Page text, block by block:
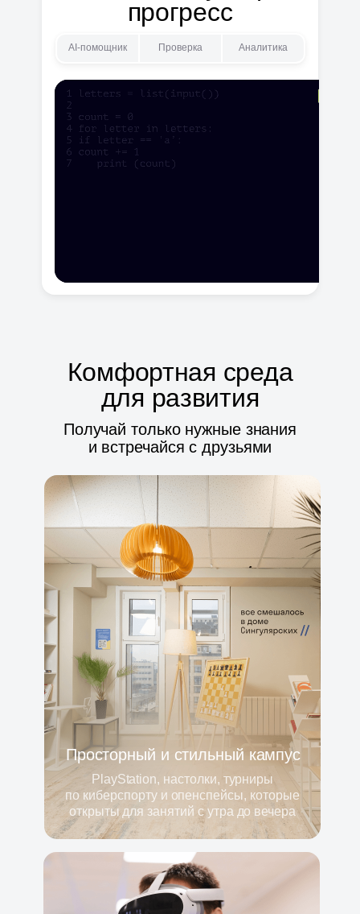
прогресс
AI-помощник Проверка Аналитика
Комфортная среда
для развития
Получай только нужные знания
и встречайся с друзьями
Просторный и стильный кампус
PlayStation, настолки, турниры
по киберспорту и опенспейсы, которые
открыты для занятий с утра до вечера